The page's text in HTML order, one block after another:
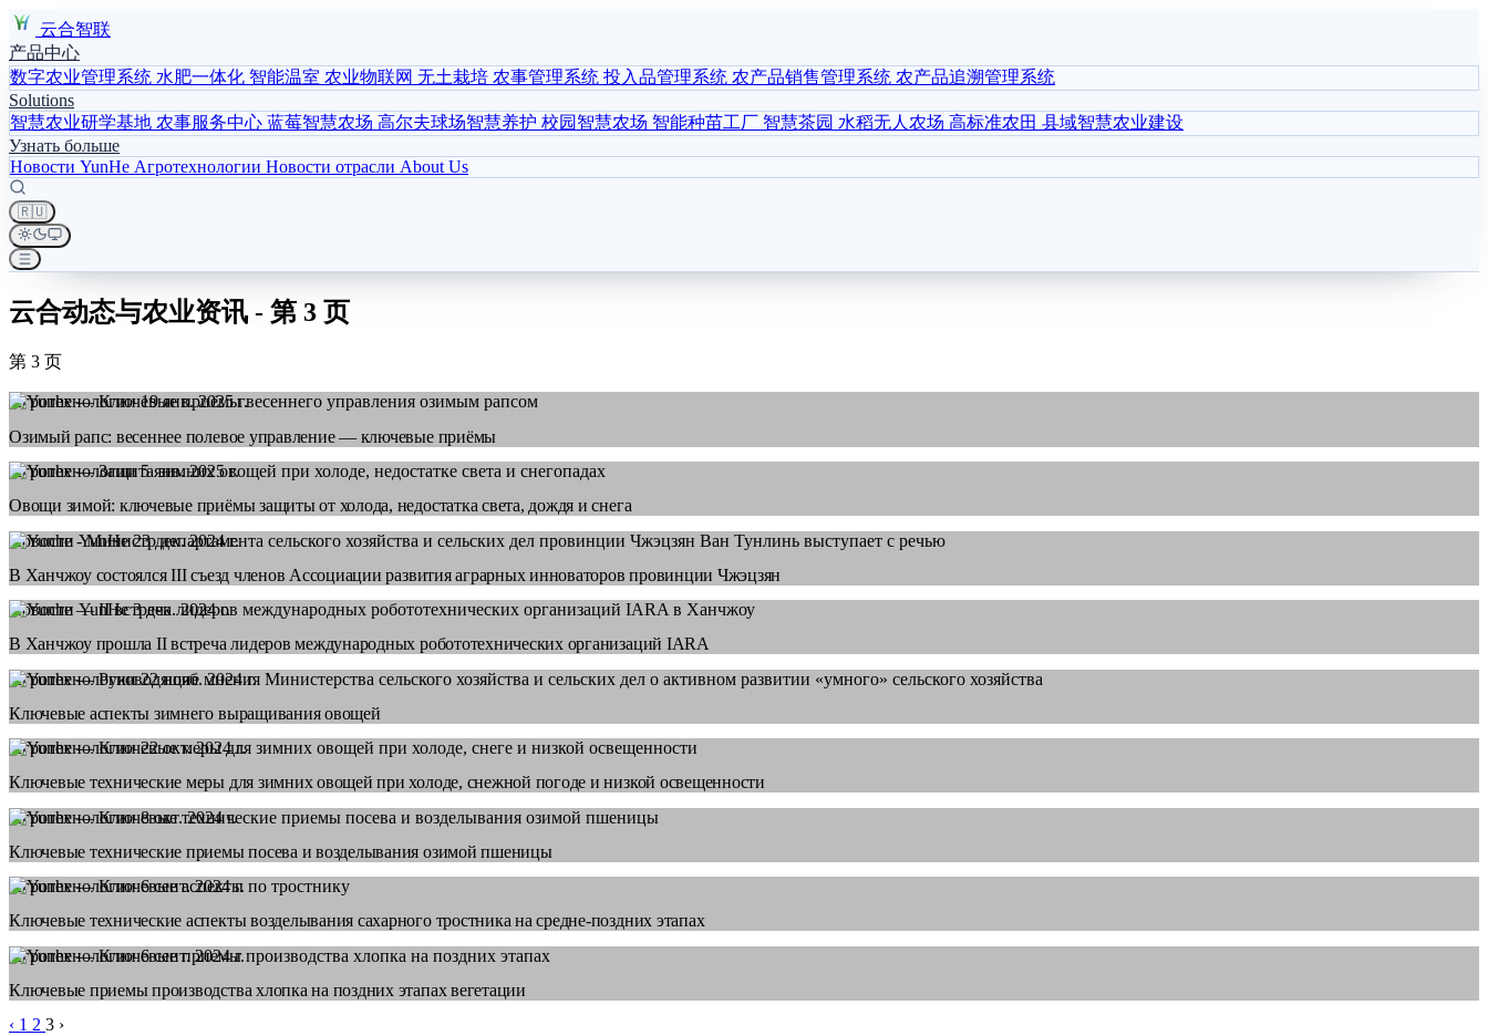
云合智联
产品中心
数字农业管理系统 水肥一体化 智能温室 农业物联网 无土栽培 农事管理系统 投入品管理系统 农产品销售管理系统 农产品追溯管理系统
Solutions
智慧农业研学基地 农事服务中心 蓝莓智慧农场 高尔夫球场智慧养护 校园智慧农场 智能种苗工厂 智慧茶园 水稻无人农场 高标准农田 县域智慧农业建设
Узнать больше
Новости YunHe Агротехнологии Новости отрасли About Us
🇷🇺
云合动态与农业资讯 - 第 3 页
第 3 页
Агротехнологии 19 янв. 2025 г.
Озимый рапс: весеннее полевое управление — ключевые приёмы
Агротехнологии 5 янв. 2025 г.
Овощи зимой: ключевые приёмы защиты от холода, недостатка света, дождя и снега
Новости YunHe 23 дек. 2024 г.
В Ханчжоу состоялся III съезд членов Ассоциации развития аграрных инноваторов провинции Чжэцзян
Новости YunHe 3 дек. 2024 г.
В Ханчжоу прошла II встреча лидеров международных робототехнических организаций IARA
Агротехнологии 22 нояб. 2024 г.
Ключевые аспекты зимнего выращивания овощей
Агротехнологии 22 окт. 2024 г.
Ключевые технические меры для зимних овощей при холоде, снежной погоде и низкой освещенности
Агротехнологии 8 окт. 2024 г.
Ключевые технические приемы посева и возделывания озимой пшеницы
Агротехнологии 6 сент. 2024 г.
Ключевые технические аспекты возделывания сахарного тростника на средне‑поздних этапах
Агротехнологии 6 сент. 2024 г.
Ключевые приемы производства хлопка на поздних этапах вегетации
‹ 1 2 3 ›